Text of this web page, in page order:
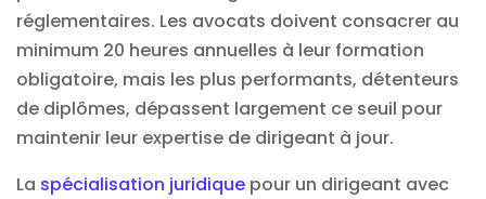
réglementaires. Les avocats doivent consacrer au
minimum 20 heures annuelles à leur formation
obligatoire, mais les plus performants, détenteurs
de diplômes, dépassent largement ce seuil pour
maintenir leur expertise de dirigeant à jour.
La spécialisation juridique pour un dirigeant avec